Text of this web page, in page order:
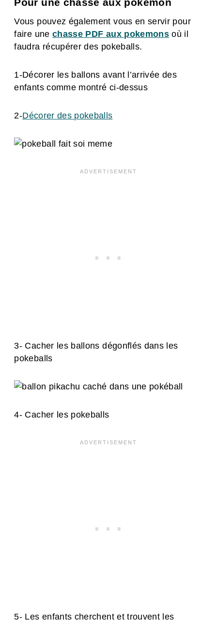
Pour une chasse aux pokémon
Vous pouvez également vous en servir pour
faire une chasse PDF aux pokemons où il
faudra récupérer des pokeballs.
1-Décorer les ballons avant l’arrivée des
enfants comme montré ci-dessus
2-Décorer des pokeballs
3- Cacher les ballons dégonflés dans les
pokeballs
4- Cacher les pokeballs
5- Les enfants cherchent et trouvent les